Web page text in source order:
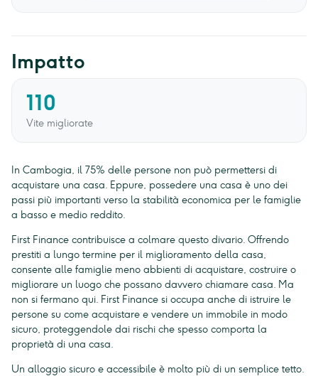
Impatto
110
Vite migliorate
In Cambogia, il 75% delle persone non può permettersi di
acquistare una casa. Eppure, possedere una casa è uno dei
passi più importanti verso la stabilità economica per le famiglie
a basso e medio reddito.
First Finance contribuisce a colmare questo divario. Offrendo
prestiti a lungo termine per il miglioramento della casa,
consente alle famiglie meno abbienti di acquistare, costruire o
migliorare un luogo che possano davvero chiamare casa. Ma
non si fermano qui. First Finance si occupa anche di istruire le
persone su come acquistare e vendere un immobile in modo
sicuro, proteggendole dai rischi che spesso comporta la
proprietà di una casa.
Un alloggio sicuro e accessibile è molto più di un semplice tetto.